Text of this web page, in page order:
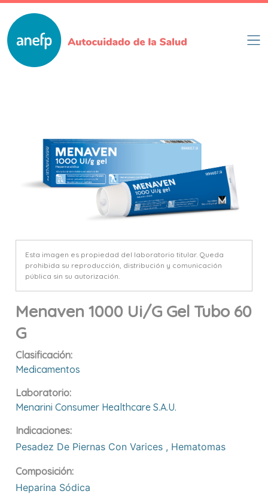
contenido
principal
Esta imagen es propiedad del laboratorio titular. Queda
prohibida su reproducción, distribución y comunicación
pública sin su autorización.
Menaven 1000 Ui/g Gel Tubo 60
G
Clasificación:
Medicamentos
Laboratorio:
Menarini Consumer Healthcare S.a.u.
Indicaciones:
Pesadez De Piernas Con Varices , Hematomas
Composición:
Heparina Sódica